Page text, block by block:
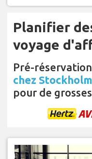
Planifier
voyage
Pré-réservation
chez
pour de